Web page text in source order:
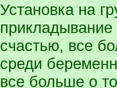
Установка на
счастью, все
среди
все больше о